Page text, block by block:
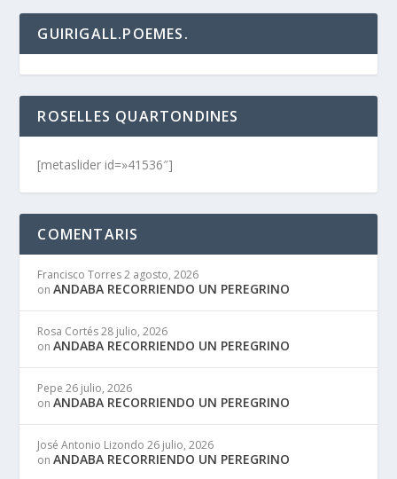
GUIRIGALL.POEMES.
ROSELLES QUARTONDINES
[metaslider id=»41536″]
COMENTARIS
Francisco Torres 2 agosto, 2026
onANDABA RECORRIENDO UN PEREGRINO
Rosa Cortés 28 julio, 2026
onANDABA RECORRIENDO UN PEREGRINO
Pepe 26 julio, 2026
onANDABA RECORRIENDO UN PEREGRINO
José Antonio Lizondo 26 julio, 2026
onANDABA RECORRIENDO UN PEREGRINO